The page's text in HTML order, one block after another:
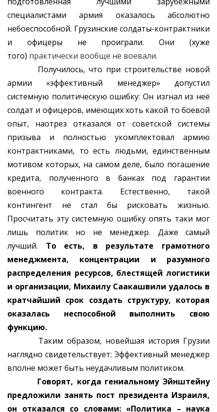
специалистами армия оказалось абсолютно
небоеспособной. Грузинские солдаты-контрактники
и офицеры не проиграли. Они (хуже
того) практически вообще не воевали.
Получилось, что при строительстве новой
армии «эффективный менеджер» допустил
системную политическую ошибку: Он изгнал из неё
солдат и офицеров, имеющих хоть какой то боевой
опыт, наотрез отказался от советской системы
призыва и полностью укомплектовал армию
контрактниками, то есть людьми, единственным
мотивом которых, на самом деле, было погашение
кредита, полученного в банках под гарантии
военного контракта. Естественно, такой
контингент не стал бы рисковать жизнью.
Просчитать эту системную ошибку опять таки мог
лишь политик но не менеджер. Даже самый
лучший. То есть, в результате грамотного
менеджмента, концентрации и разумного
распределения ресурсов, блестящей логистики
и организации, Михаилу Саакашвили удалось в
кратчайший срок создать структуру, которая
оказалась неспособной выполнить свою
функцию.
Таким образом, новейшая история Грузии
наглядно свидетельствует: Эффективный менеджер
вполне может быть неудачливым политиком.
Говорят, когда гениальному Эйнштейну
предложили занять пост президента Израиля,
он отказался со словами: «Политика – наука